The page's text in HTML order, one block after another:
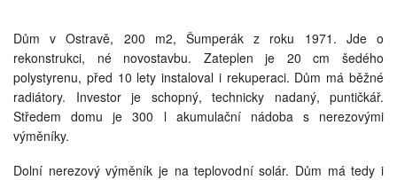
Dům v Ostravě, 200 m2, Šumperák z roku 1971. Jde o
rekonstrukci, né novostavbu. Zateplen je 20 cm šedého
polystyrenu, před 10 lety instaloval i rekuperaci. Dům má běžné
radiátory. Investor je schopný, technicky nadaný, puntičkář.
Středem domu je 300 l akumulační nádoba s nerezovými
výměníky.
Dolní nerezový výměník je na teplovodní solár. Dům má tedy i